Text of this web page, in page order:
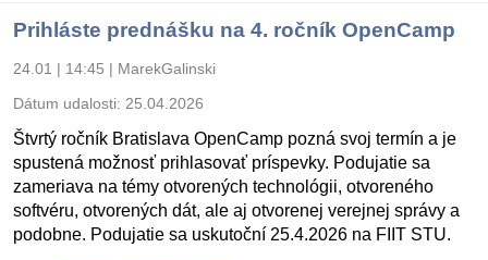
Prihláste prednášku na 4. ročník OpenCamp
24.01 | 14:45 | MarekGalinski
Dátum udalosti: 25.04.2026
Štvrtý ročník Bratislava OpenCamp pozná svoj termín a je
spustená možnosť prihlasovať príspevky. Podujatie sa
zameriava na témy otvorených technológii, otvoreného
softvéru, otvorených dát, ale aj otvorenej verejnej správy a
podobne. Podujatie sa uskutoční 25.4.2026 na FIIT STU.